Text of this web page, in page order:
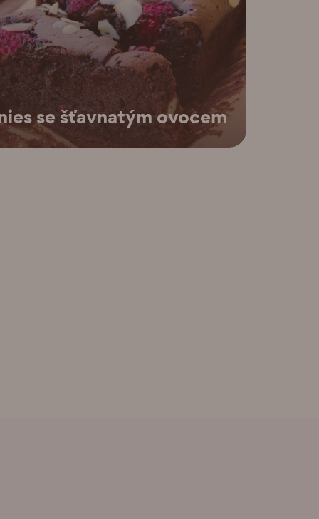
se šťavnatým ovocem